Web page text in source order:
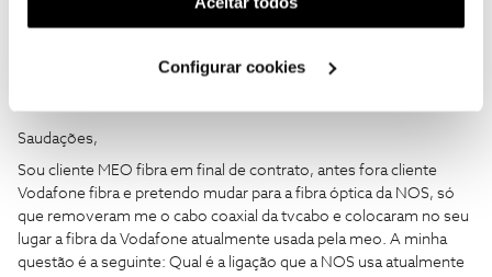
utilização dos cookies clicando em "Configurar
Configurar cookies
Saudações,
Sou cliente MEO fibra em final de contrato, antes fora cliente
Vodafone fibra e pretendo mudar para a fibra óptica da NOS, só
que removeram me o cabo coaxial da tvcabo e colocaram no seu
lugar a fibra da Vodafone atualmente usada pela meo. A minha
questão é a seguinte: Qual é a ligação que a NOS usa atualmente